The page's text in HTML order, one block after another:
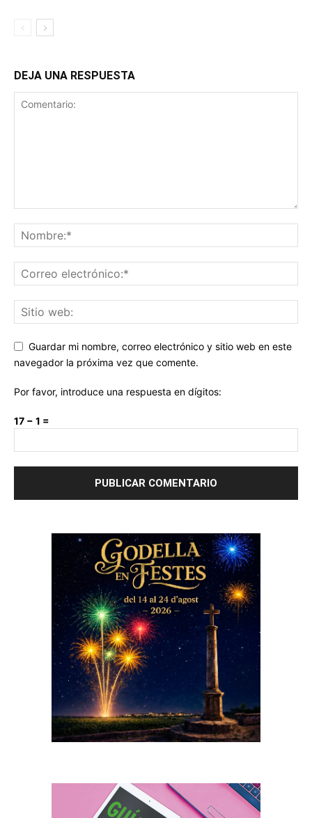
DEJA UNA RESPUESTA
Guardar mi nombre, correo electrónico y sitio web en este
navegador la próxima vez que comente.
Por favor, introduce una respuesta en dígitos:
17 − 1 =